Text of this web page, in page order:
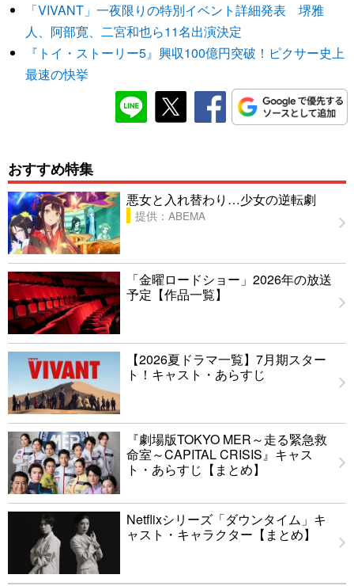
「VIVANT」一夜限りの特別イベント詳細発表 堺雅
人、阿部寛、二宮和也ら11名出演決定
『トイ・ストーリー5』興収100億円突破！ピクサー史上
最速の快挙
おすすめ特集
悪女と入れ替わり…少女の逆転劇
提供：ABEMA
「金曜ロードショー」2026年の放送
予定【作品一覧】
【2026夏ドラマ一覧】7月期スター
ト！キャスト・あらすじ
『劇場版TOKYO MER～走る緊急救
命室～CAPITAL CRISIS』キャス
ト・あらすじ【まとめ】
Netflixシリーズ「ダウンタイム」キ
ャスト・キャラクター【まとめ】